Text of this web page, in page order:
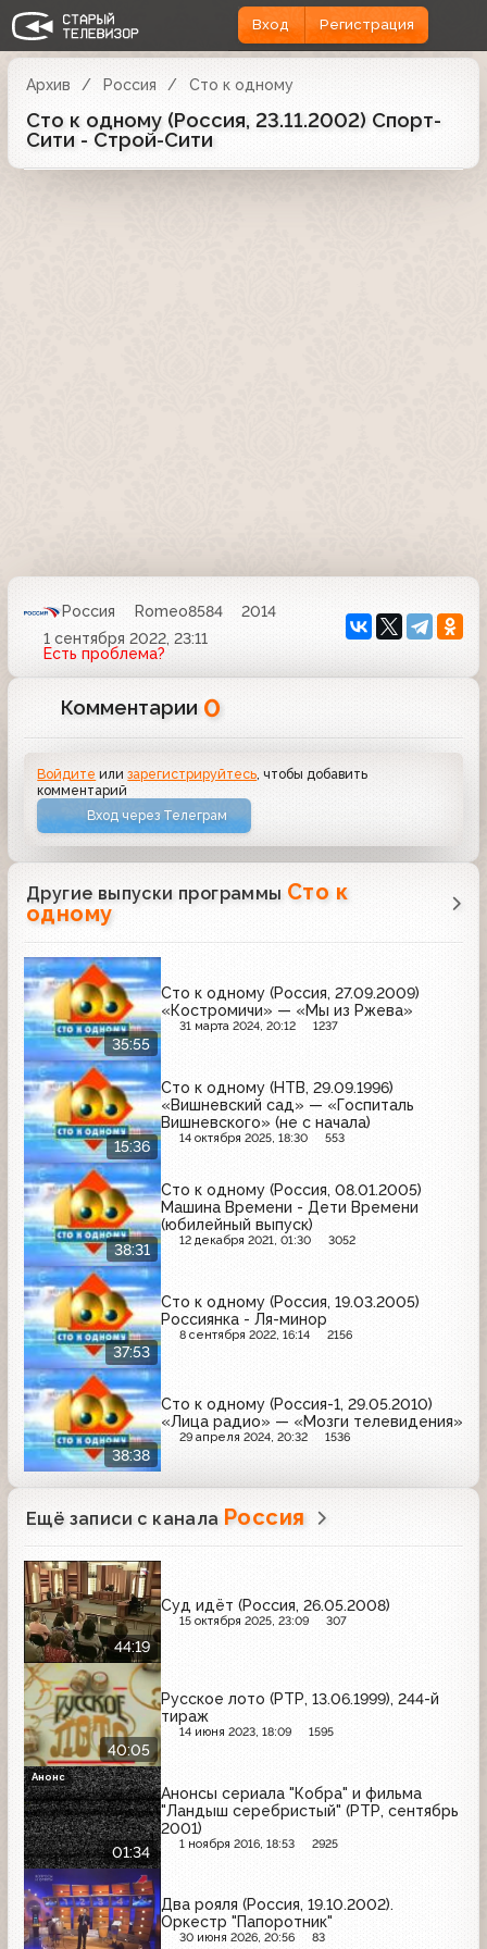
Вход Регистрация
Архив Россия Сто к одному
Сто к одному (Россия, 23.11.2002) Спорт-
Сити - Строй-Сити
Россия Romeo8584
2014
1 сентября 2022, 23:11
Есть проблема?
Комментарии 0
Войдите илизарегистрируйтесь , чтобы добавить
комментарий
Вход через Телеграм
Другие выпуски программы Сто к
одному
35:55
Сто к одному (Россия, 27.09.2009)
«Костромичи» — «Мы из Ржева»
31 марта 2024, 20:12 1237
15:36
Сто к одному (НТВ, 29.09.1996)
«Вишневский сад» — «Госпиталь
Вишневского» (не с начала)
14 октября 2025, 18:30 553
38:31
Сто к одному (Россия, 08.01.2005)
Машина Времени - Дети Времени
(юбилейный выпуск)
12 декабря 2021, 01:30 3052
37:53
Сто к одному (Россия, 19.03.2005)
Россиянка - Ля-минор
8 сентября 2022, 16:14 2156
38:38
Сто к одному (Россия-1, 29.05.2010)
«Лица радио» — «Мозги телевидения»
29 апреля 2024, 20:32 1536
Ещё записи с канала Россия
44:19
Суд идёт (Россия, 26.05.2008)
15 октября 2025, 23:09 307
40:05
Русское лото (РТР, 13.06.1999), 244-й
тираж
14 июня 2023, 18:09 1595
01:34
Анонсы сериала "Кобра" и фильма
"Ландыш серебристый" (РТР, сентябрь
2001)
1 ноября 2016, 18:53 2925
Анонс
Два рояля (Россия, 19.10.2002).
Оркестр "Папоротник"
30 июня 2026, 20:56 83